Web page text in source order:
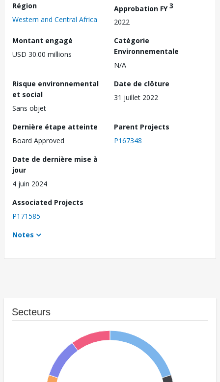
Région
Western and Central Africa
Approbation FY3
2022
Montant engagé
USD 30.00 millions
Catégorie
Environnementale
N/A
Risque environnemental
et social
Sans objet
Date de clôture
31 juillet 2022
Dernière étape atteinte
Board Approved
Parent Projects
P167348
Date de dernière mise à
jour
4 juin 2024
Associated Projects
P171585
Notes
Secteurs